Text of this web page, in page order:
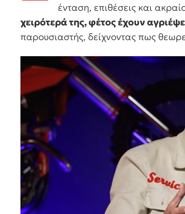
ένταση, επιθέσεις και
χειρότερά της, φέτος έχουν
παρουσιαστής, δείχνοντας πως